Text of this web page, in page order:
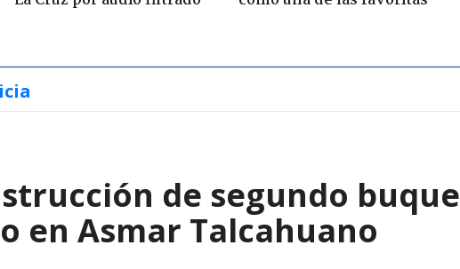
de segundo buque
en Asmar Talcahuano